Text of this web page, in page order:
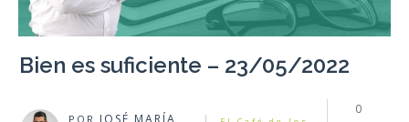
Bien es suficiente – 23/05/2022
POR JOSÉ MARÍA
0